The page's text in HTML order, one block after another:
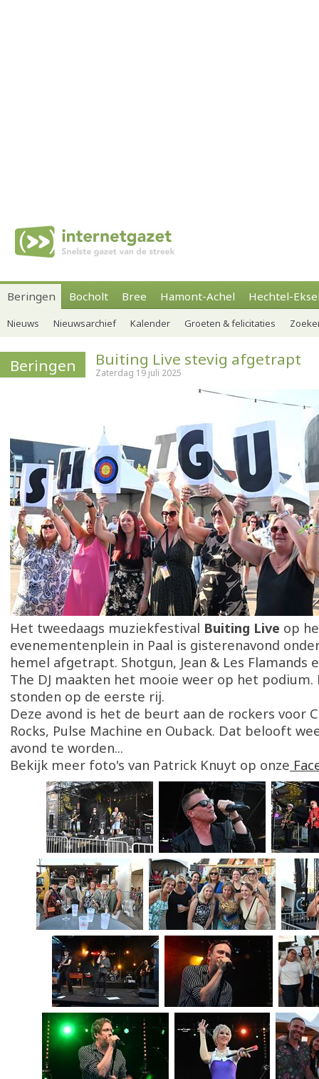
Beringen Bocholt Bree Hamont-Achel Hechtel-
Nieuws Nieuwsarchief Kalender Groeten & felicitaties
Beringen Buiting Live stevig afgetrapt
Zaterdag 19 juli 2025
Het tweedaags muziekfestival Buiting Live op
evenementenplein in Paal is gisterenavond
hemel afgetrapt. Shotgun, Jean & Les Flamands
The DJ maakten het mooie weer op het podium.
stonden op de eerste rij.
Deze avond is het de beurt aan de rockers voor
Rocks, Pulse Machine en Ouback. Dat belooft
avond te worden...
Bekijk meer foto's van Patrick Knuyt op onze